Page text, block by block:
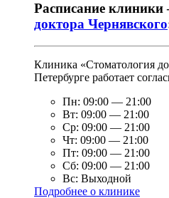
Расписание
доктора Чернявского
Клиника «Стоматология
Петербурге работает
Пн: 09:00 — 21:00
Вт: 09:00 — 21:00
Ср: 09:00 — 21:00
Чт: 09:00 — 21:00
Пт: 09:00 — 21:00
Сб: 09:00 — 21:00
Вс: Выходной
Подробнее о клинике